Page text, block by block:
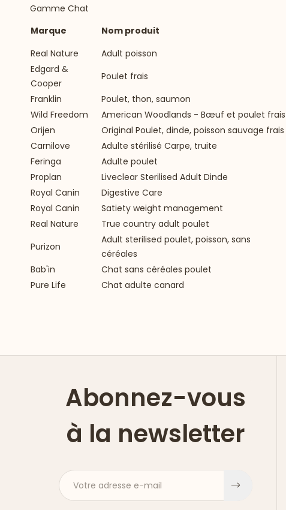
Gamme Chat
Marque
Nom produit
Real Nature
Adult poisson
Edgard &
Cooper
Poulet frais
Franklin
Poulet, thon, saumon
Wild Freedom
American Woodlands - Bœuf et poulet frais
Orijen
Original Poulet, dinde, poisson sauvage frais
Carnilove
Adulte stérilisé Carpe, truite
Feringa
Adulte poulet
Proplan
Liveclear Sterilised Adult Dinde
Royal Canin
Digestive Care
Royal Canin
Satiety weight management
Real Nature
True country adult poulet
Purizon
Adult sterilised poulet, poisson, sans
céréales
Bab'in
Chat sans céréales poulet
Pure Life
Chat adulte canard
Abonnez-vous
à la newsletter
Votre adresse e-mail